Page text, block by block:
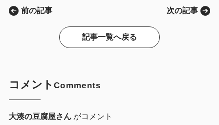
前の記事
記事一覧へ戻る
次の記事
コメント Comments
大湊の豆腐屋さん がコメント